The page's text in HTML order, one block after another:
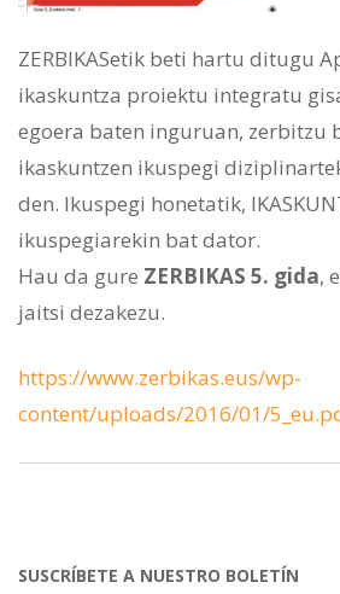
ZERBIKASetik beti hartu ditugu
ikaskuntza proiektu integratu
egoera baten inguruan, zerbitzu
ikaskuntzen ikuspegi
den. Ikuspegi honetatik,
ikuspegiarekin bat dator.
Hau da gure ZERBIKAS 5. gida,
jaitsi dezakezu.
https://www.zerbikas.eus/wp-
content/uploads/2016/01/
SUSCRÍBETE A NUESTRO BOLETÍN